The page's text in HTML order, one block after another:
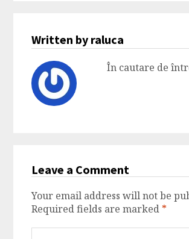
Written by raluca
În cautare de
Leave a Comment
Your email address will not be
Required fields are marked *